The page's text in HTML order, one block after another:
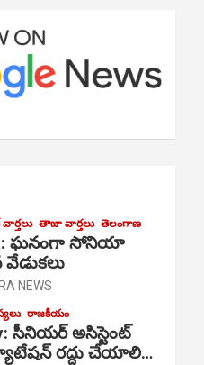
వార్తలు తాజా వార్తలు తెలంగాణ
ఘ‌నంగా సోనియా
NEWS
రాజకీయం
సీనియర్ అసిస్టెంట్
రద్దు చేయాలి…